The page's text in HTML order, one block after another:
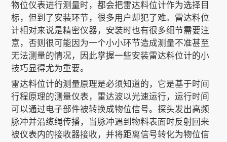
声科之“芯”
关于我们
EN
物位仪表进行测量时，都会把雷达料位计作为选择目
标，但到了安装环节，很多用户却犯了难。雷达料位
计相对来说是精密仪器，安装时也有很多细节需要注
意，否则很可能因为一个小小环节造成测量不准甚至
无法测量的情况，因此掌握一些安装雷达料位计的小
技巧显得尤为重要。
雷达料位计的测量原理是必须知道的，它是基于时间
行程原理的测量仪表，雷达波以光速运行，运行时间
可以通过电子部件被转换成物位信号。探头发出高频
脉冲并沿缆绳传播，当脉冲遇到物料表面时反射回来
被仪表内的接收器接收，并将距离信号转化为物位信